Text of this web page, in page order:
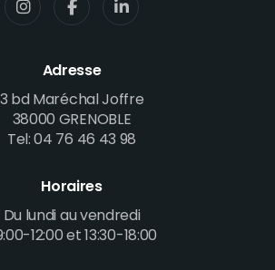
Adresse
3 bd Maréchal Joffre
38000 GRENOBLE
Tel: 04 76 46 43 98
Horaires
Du lundi au vendredi
12:00 et 13:30-18:00